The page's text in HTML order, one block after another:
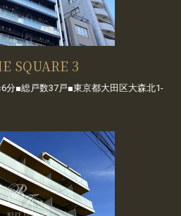
SQUARE 3
分■総戸数37戸■東京都大田区大森北1-